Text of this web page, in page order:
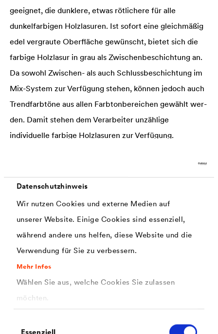
Datenschutzhinweis
Wir nutzen Cookies und externe Medien auf
unserer Website. Einige Cookies sind essenziell,
während andere uns helfen, diese Website und die
Verwendung für Sie zu verbessern.
Mehr Infos
Wählen Sie aus, welche Cookies Sie zulassen
möchten.
Essenziell
geeignet, die dunklere, etwas rötlichere für alle
dunkelfarbigen Holzlasuren. Ist sofort eine gleichmäßig
edel vergraute Oberfläche gewünscht, bietet sich die
farbige Holzlasur in grau als Zwischenbe­schichtung an.
Da sowohl Zwischen- als auch Schlussbeschichtung im
Mix-System zur Ver­fügung stehen, können jedoch auch
Trend­farbtöne aus allen Farbtonbereichen gewählt wer­
den. Damit stehen dem Verarbeiter unzählige
individuelle farbige Holzlasuren zur Verfügung.
Die deckendeDELTA®Holzfarbe plus 7.05 muss nun mit
großen Flächen kann das Material auch besonders
wirtschaftlich im Airless­ver­fahren verarbeitet werden.
Je nach Saugfä­hig­keit des Holzes und dem Grad der
Dunkelverfärbung an der Fassade müssen bis zu zwei
Beschich­tungs­gänge einkalkuliert werden. Anschließend
diesen Grundanstrich über Nacht trocknen lassen.
In diesem speziellen Fall wählte der Auftraggeber das